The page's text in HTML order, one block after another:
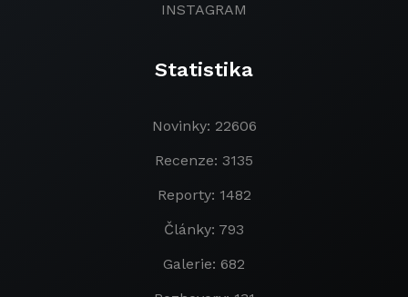
INSTAGRAM
Statistika
Novinky: 22606
Recenze: 3135
Reporty: 1482
Články: 793
Galerie: 682